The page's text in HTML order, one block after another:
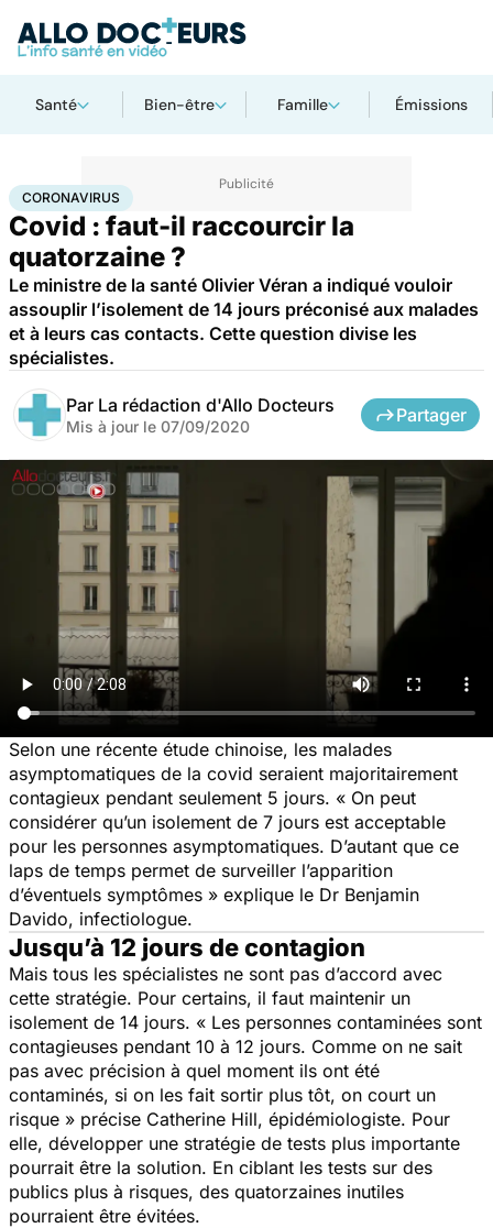
Santé Bien-être Famille Émissions
AccueilSantéMaladies Coronavirus
CORONAVIRUS
Covid : faut-il raccourcir la
quatorzaine ?
Le ministre de la santé Olivier Véran a indiqué vouloir
assouplir l’isolement de 14 jours préconisé aux malades
et à leurs cas contacts. Cette question divise les
spécialistes.
Par La rédaction d'Allo Docteurs
Mis à jour le 07/09/2020
Partager
Selon une récente étude chinoise, les malades
asymptomatiques de la covid seraient majoritairement
contagieux pendant seulement 5 jours. « On peut
considérer qu’un isolement de 7 jours est acceptable
pour les personnes asymptomatiques. D’autant que ce
laps de temps permet de surveiller l’apparition
d’éventuels symptômes » explique le Dr Benjamin
Davido, infectiologue.
Jusqu’à 12 jours de contagion
Mais tous les spécialistes ne sont pas d’accord avec
cette stratégie. Pour certains, il faut maintenir un
isolement de 14 jours. « Les personnes contaminées sont
contagieuses pendant 10 à 12 jours. Comme on ne sait
pas avec précision à quel moment ils ont été
contaminés, si on les fait sortir plus tôt, on court un
risque » précise Catherine Hill, épidémiologiste. Pour
elle, développer une stratégie de tests plus importante
pourrait être la solution. En ciblant les tests sur des
publics plus à risques, des quatorzaines inutiles
pourraient être évitées.